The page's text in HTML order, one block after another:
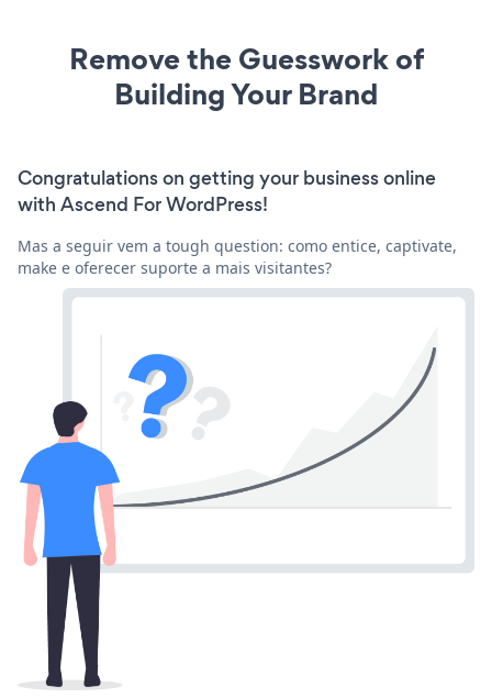
Remove the Guesswork of
Building Your Brand
Congratulations on getting your business online
with Ascend For WordPress!
Mas a seguir vem a tough question: como entice, captivate,
make e oferecer suporte a mais visitantes?